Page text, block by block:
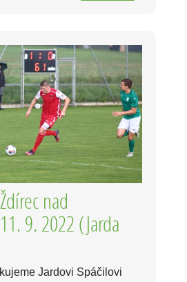
nad
9. 2022 (Jarda
Jardovi Spáčilovi